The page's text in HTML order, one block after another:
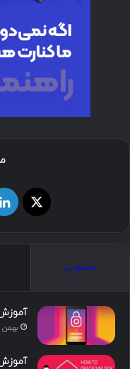
محبوب
بهمن ۱۳, ۱۴۰۰